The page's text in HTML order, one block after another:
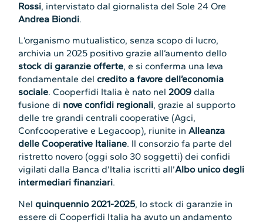
Rossi, intervistato dal giornalista del Sole 24 Ore
Andrea Biondi.
L’organismo mutualistico, senza scopo di lucro,
archivia un 2025 positivo grazie all’aumento dello
stock di garanzie offerte, e si conferma una leva
fondamentale delcredito a favore dell’economia
sociale. Cooperfidi Italia è nato nel2009 dalla
fusione di nove confidi regionali, grazie al supporto
delle tre grandi centrali cooperative (Agci,
Confcooperative e Legacoop), riunite inAlleanza
delle Cooperative Italiane. Il consorzio fa parte del
ristretto novero (oggi solo 30 soggetti) dei confidi
vigilati dalla Banca d’Italia iscritti all’Albo unico degli
intermediari finanziari.
Nelquinquennio 2021-2025, lo stock di garanzie in
essere di Cooperfidi Italia ha avuto un andamento